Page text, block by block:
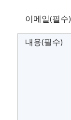
이메일(필수)
내용(필수)